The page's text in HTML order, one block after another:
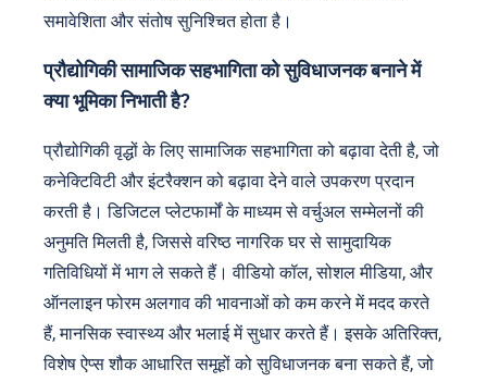
समावेशिता और संतोष सुनिश्चित होता है।
प्रौद्योगिकी सामाजिक सहभागिता को सुविधाजनक बनाने में
क्या भूमिका निभाती है?
प्रौद्योगिकी वृद्धों के लिए सामाजिक सहभागिता को बढ़ावा देती है, जो
कनेक्टिविटी और इंटरैक्शन को बढ़ावा देने वाले उपकरण प्रदान
करती है। डिजिटल प्लेटफार्मों के माध्यम से वर्चुअल सम्मेलनों की
अनुमति मिलती है, जिससे वरिष्ठ नागरिक घर से सामुदायिक
गतिविधियों में भाग ले सकते हैं। वीडियो कॉल, सोशल मीडिया, और
ऑनलाइन फोरम अलगाव की भावनाओं को कम करने में मदद करते
हैं, मानसिक स्वास्थ्य और भलाई में सुधार करते हैं। इसके अतिरिक्त,
विशेष ऐप्स शौक आधारित समूहों को सुविधाजनक बना सकते हैं, जो